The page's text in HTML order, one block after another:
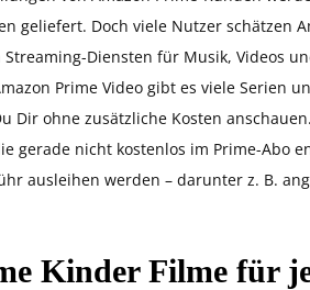
geliefert. Doch viele Nutzer schätzen
Diensten für Musik, Videos
Prime Video gibt es viele Serien
Dir ohne zusätzliche Kosten
gerade nicht kostenlos im Prime-Abo
ausleihen werden – darunter z. B.
Kinder Filme für